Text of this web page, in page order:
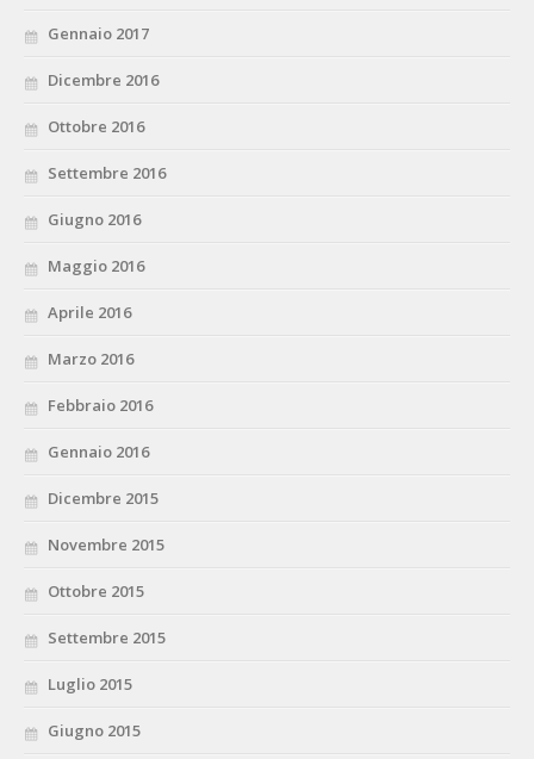
Gennaio 2017
Dicembre 2016
Ottobre 2016
Settembre 2016
Giugno 2016
Maggio 2016
Aprile 2016
Marzo 2016
Febbraio 2016
Gennaio 2016
Dicembre 2015
Novembre 2015
Ottobre 2015
Settembre 2015
Luglio 2015
Giugno 2015